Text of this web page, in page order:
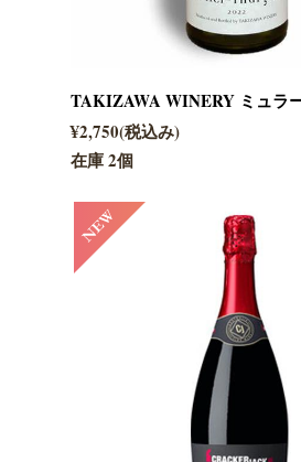
TAKIZAWA WINERY ミュラ
¥2,750(税込み)
在庫 2個